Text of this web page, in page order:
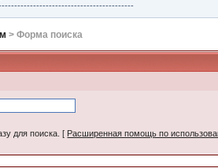
> Форма поиска
для поиска. [ Расширенная помощь по